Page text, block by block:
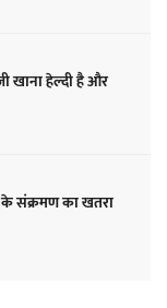
संक्रमण का खतरा